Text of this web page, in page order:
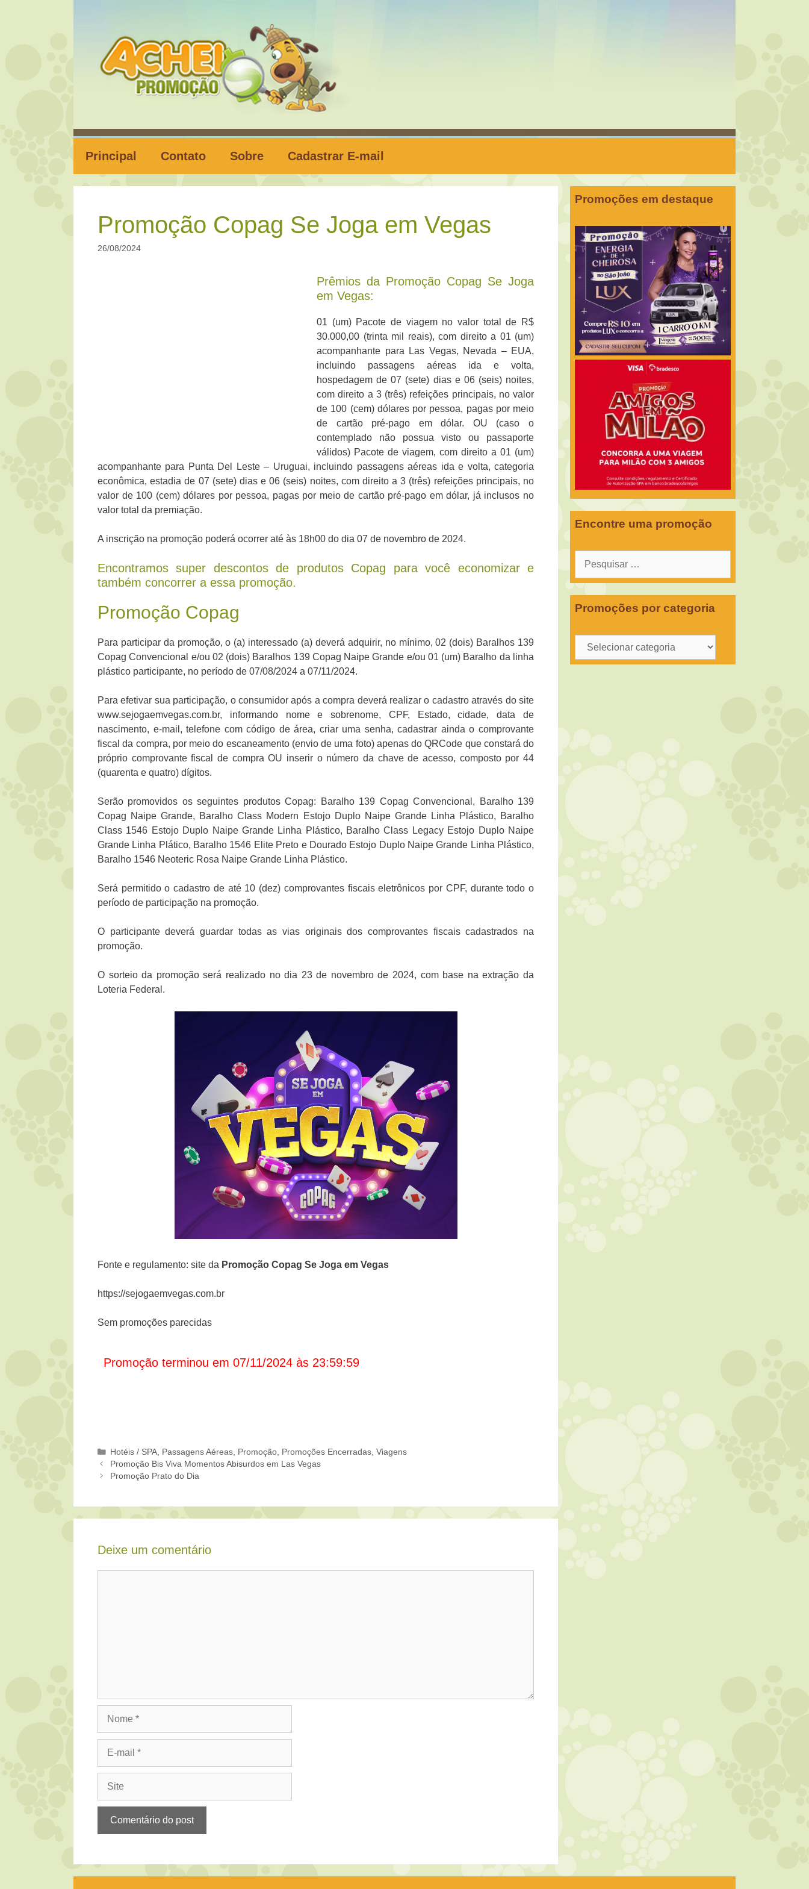
Principal Contato Sobre Cadastrar E-mail
Promoção Copag Se Joga em Vegas
26/08/2024
Prêmios da Promoção Copag Se Joga
em Vegas:
01 (um) Pacote de viagem no valor total de R$
30.000,00 (trinta mil reais), com direito a 01 (um)
acompanhante para Las Vegas, Nevada – EUA,
incluindo passagens aéreas ida e volta,
hospedagem de 07 (sete) dias e 06 (seis) noites,
com direito a 3 (três) refeições principais, no valor
de 100 (cem) dólares por pessoa, pagas por meio
de cartão pré-pago em dólar. OU (caso o
contemplado não possua visto ou passaporte
válidos) Pacote de viagem, com direito a 01 (um)
acompanhante para Punta Del Leste – Uruguai, incluindo passagens aéreas ida e volta, categoria
econômica, estadia de 07 (sete) dias e 06 (seis) noites, com direito a 3 (três) refeições principais, no
valor de 100 (cem) dólares por pessoa, pagas por meio de cartão pré-pago em dólar, já inclusos no
valor total da premiação.
A inscrição na promoção poderá ocorrer até às 18h00 do dia 07 de novembro de 2024.
Encontramos super descontos de produtos Copag para você economizar e
também concorrer a essa promoção.
Promoção Copag
Para participar da promoção, o (a) interessado (a) deverá adquirir, no mínimo, 02 (dois) Baralhos 139
Copag Convencional e/ou 02 (dois) Baralhos 139 Copag Naipe Grande e/ou 01 (um) Baralho da linha
plástico participante, no período de 07/08/2024 a 07/11/2024.
Para efetivar sua participação, o consumidor após a compra deverá realizar o cadastro através do site
www.sejogaemvegas.com.br, informando nome e sobrenome, CPF, Estado, cidade, data de
nascimento, e-mail, telefone com código de área, criar uma senha, cadastrar ainda o comprovante
fiscal da compra, por meio do escaneamento (envio de uma foto) apenas do QRCode que constará do
próprio comprovante fiscal de compra OU inserir o número da chave de acesso, composto por 44
(quarenta e quatro) dígitos.
Serão promovidos os seguintes produtos Copag: Baralho 139 Copag Convencional, Baralho 139
Copag Naipe Grande, Baralho Class Modern Estojo Duplo Naipe Grande Linha Plástico, Baralho
Class 1546 Estojo Duplo Naipe Grande Linha Plástico, Baralho Class Legacy Estojo Duplo Naipe
Grande Linha Plático, Baralho 1546 Elite Preto e Dourado Estojo Duplo Naipe Grande Linha Plástico,
Baralho 1546 Neoteric Rosa Naipe Grande Linha Plástico.
Será permitido o cadastro de até 10 (dez) comprovantes fiscais eletrônicos por CPF, durante todo o
período de participação na promoção.
O participante deverá guardar todas as vias originais dos comprovantes fiscais cadastrados na
promoção.
O sorteio da promoção será realizado no dia 23 de novembro de 2024, com base na extração da
Loteria Federal.
Fonte e regulamento: site da Promoção Copag Se Joga em Vegas
https://sejogaemvegas.com.br
Sem promoções parecidas
Promoção terminou em 07/11/2024 às 23:59:59
Categorias
Hotéis / SPA Passagens Aéreas Promoção Promoções Encerradas ,Viagens
Promoção Bis Viva Momentos Abisurdos em Las Vegas
Promoção Prato do Dia
Deixe um comentário
Promoções em destaque
Encontre uma promoção
Pesquisar
Promoções por categoria
Promoções
por